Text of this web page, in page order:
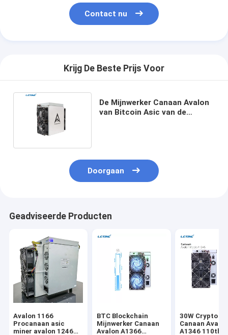
Contact nu
Krijg De Beste Prijs Voor
De Mijnwerker Canaan Avalon
van Bitcoin Asic van de
Doorgaan
Geadviseerde Producten
Avalon 1166
Procanaan asic
miner avalon 1246
BTC Blockchain
Mijnwerker Canaan
Avalon A1366
30W Crypto
Canaan
A1346 110th